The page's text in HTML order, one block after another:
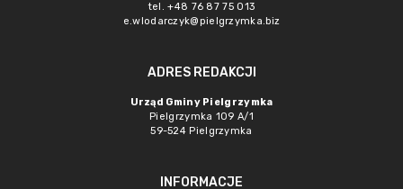
tel. +48 76 87 75 013
e.wlodarczyk@pielgrzymka.biz
ADRES REDAKCJI
Urząd Gminy Pielgrzymka
Pielgrzymka 109 A/1
59-524 Pielgrzymka
INFORMACJE